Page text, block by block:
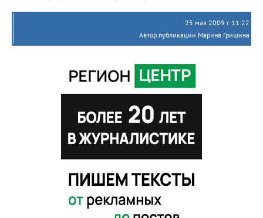
25 мая 2009 г. 11:22
Автор публикации Марина Гришина